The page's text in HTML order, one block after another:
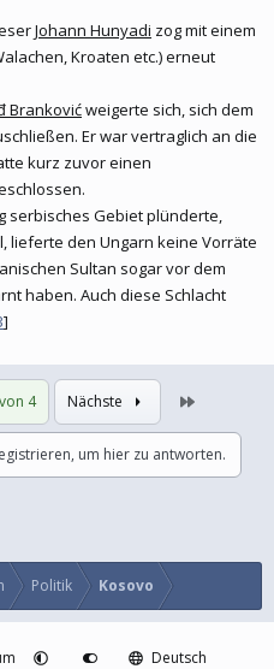
Johann Hunyadi zog mit einem
Kroaten etc.) erneut
Brankovićweigerte sich, sich dem
Er war vertraglich an die
kurz zuvor einen
serbisches Gebiet plünderte,
lieferte den Ungarn keine Vorräte
Sultan sogar vor dem
haben. Auch diese Schlacht
]
4 Nächste
um hier zu antworten.
Politik Kosovo
Deutsch